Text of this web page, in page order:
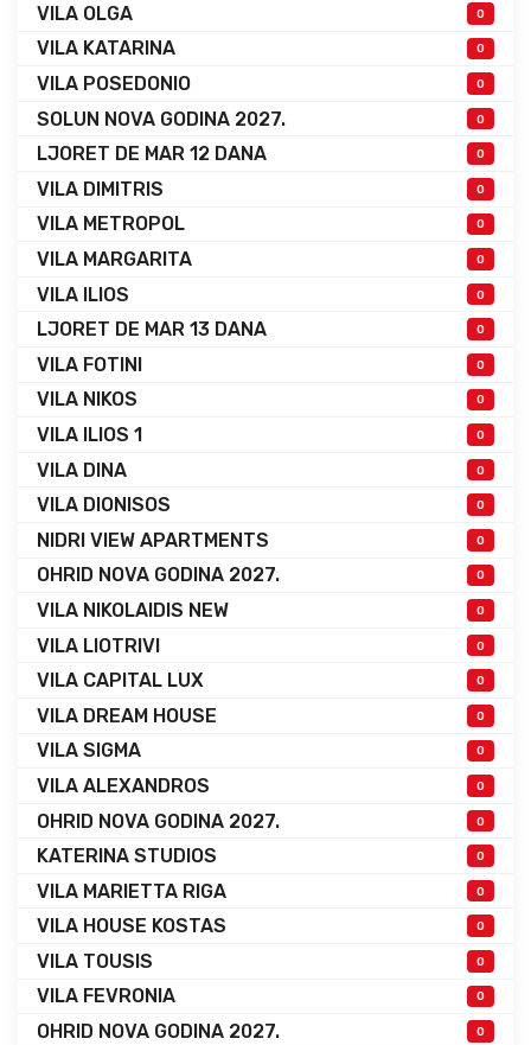
VILA OLGA 0
VILA KATARINA 0
VILA POSEDONIO 0
SOLUN NOVA GODINA 2027. 0
LJORET DE MAR 12 DANA 0
VILA DIMITRIS 0
VILA METROPOL 0
VILA MARGARITA 0
VILA ILIOS 0
LJORET DE MAR 13 DANA 0
VILA FOTINI 0
VILA NIKOS 0
VILA ILIOS 1 0
VILA DINA 0
VILA DIONISOS 0
NIDRI VIEW APARTMENTS 0
OHRID NOVA GODINA 2027. 0
VILA NIKOLAIDIS NEW 0
VILA LIOTRIVI 0
VILA CAPITAL LUX 0
VILA DREAM HOUSE 0
VILA SIGMA 0
VILA ALEXANDROS 0
OHRID NOVA GODINA 2027. 0
KATERINA STUDIOS 0
VILA MARIETTA RIGA 0
VILA HOUSE KOSTAS 0
VILA TOUSIS 0
VILA FEVRONIA 0
OHRID NOVA GODINA 2027. 0